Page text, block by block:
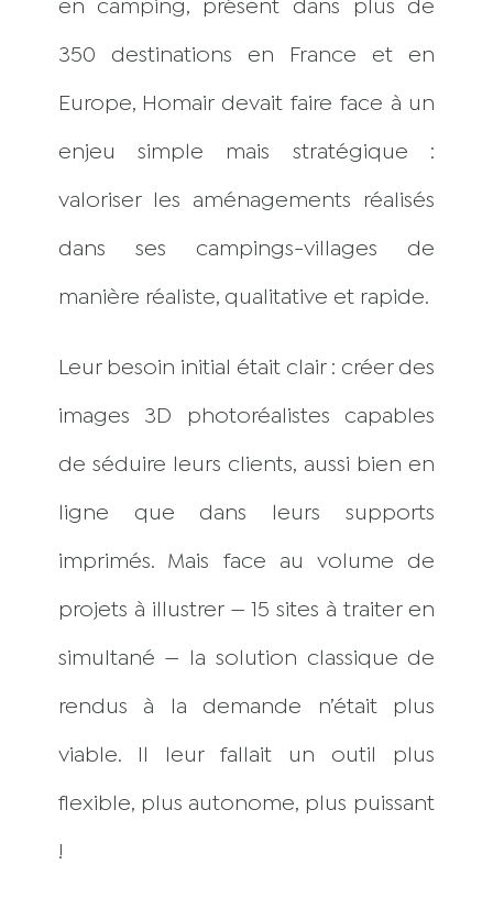
en camping, présent dans plus de
350 destinations en France et en
Europe, Homair devait faire face à un
enjeu simple mais stratégique :
valoriser les aménagements réalisés
dans ses campings-villages de
manière réaliste, qualitative et rapide.
Leur besoin initial était clair : créer des
images 3D photoréalistes capables
de séduire leurs clients, aussi bien en
ligne que dans leurs supports
imprimés. Mais face au volume de
projets à illustrer — 15 sites à traiter en
simultané — la solution classique de
rendus à la demande n’était plus
viable. Il leur fallait un outil plus
flexible, plus autonome, plus puissant
!